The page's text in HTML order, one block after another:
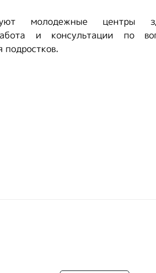
молодежные центры
и консультации по
подростков.